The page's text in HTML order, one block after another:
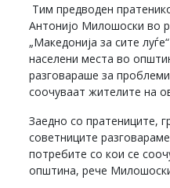
Тим предводен
Антонијо Милошоски во
„Македонија за сите
населени места во
разговараше за
соочуваат жителите на
Заедно со пратениците,
советниците
потребите со кои се
општина, рече